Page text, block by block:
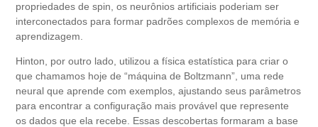
propriedades de spin, os neurônios artificiais poderiam ser
interconectados para formar padrões complexos de memória e
aprendizagem.
Hinton, por outro lado, utilizou a física estatística para criar o
que chamamos hoje de “máquina de Boltzmann”, uma rede
neural que aprende com exemplos, ajustando seus parâmetros
para encontrar a configuração mais provável que represente
os dados que ela recebe. Essas descobertas formaram a base